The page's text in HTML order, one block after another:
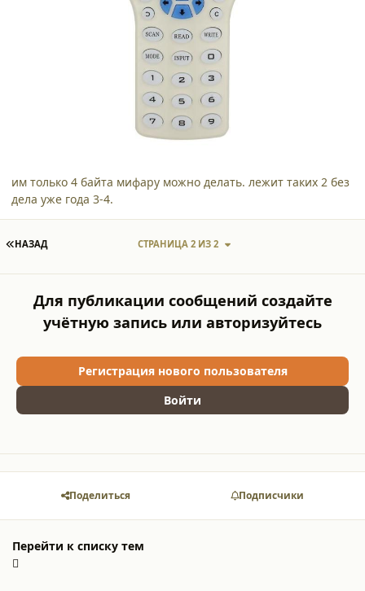
им только 4 байта мифару можно делать. лежит таких 2 без
дела уже года 3-4.
ПЕРВАЯ СТРАНИЦА
НАЗАД СТРАНИЦА 2 ИЗ 2
Для публикации сообщений создайте
учётную запись или авторизуйтесь
Регистрация нового пользователя
Войти
Поделиться Подписчики
Перейти к списку тем